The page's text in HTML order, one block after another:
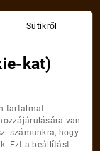
Sütikről
kat)
tartalmat
van
számunkra, hogy
Ezt a beállítást